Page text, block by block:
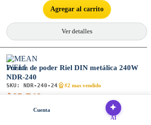
Agregar al carrito
Ver detalles
Fuente de poder Riel DIN metálica 240W
NDR-240
SKU: NDR-240-24 #2 mas vendido
$65.748
VOLTAJE DE SALIDA DC
Cuenta
AI